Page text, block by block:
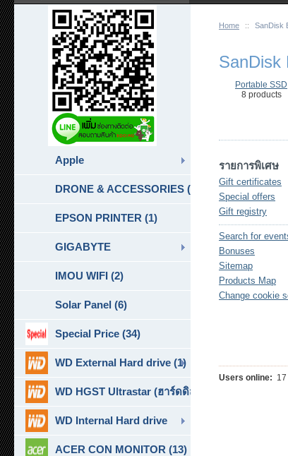
Home :: SanDisk
SanDisk
Portable SSD
8 products
รายการพิเศษ
Gift certificates
Special offers
Gift registry
Search for
Bonuses
Sitemap
Products Map
Change cookie
Users online:
Apple
DRONE & ACCESSORIES (6)
EPSON PRINTER (1)
GIGABYTE
IMOU WIFI (2)
Solar Panel (6)
Special Price (34)
WD External Hard drive (1)
WD HGST Ultrastar (ฮาร์ดดิสก์สำหรับ SERVER )
WD Internal Hard drive
ACER CON MONITOR (13)